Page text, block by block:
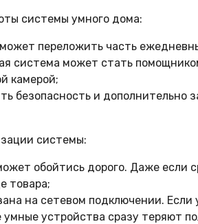
системы умного дома:
может переложить часть
система может стать
камерой;
безопасность и дополнительно
системы:
обойтись дорого. Даже если
товара;
на сетевом подключении.
умные устройства сразу теряют